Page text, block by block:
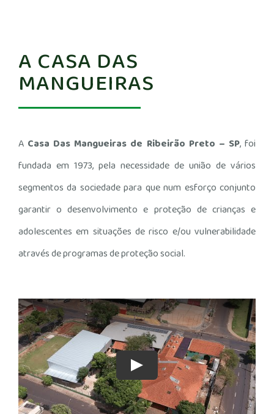
A CASA DAS
MANGUEIRAS
A Casa Das Mangueiras de Ribeirão Preto – SP, foi
fundada em 1973, pela necessidade de união de vários
segmentos da sociedade para que num esforço conjunto
garantir o desenvolvimento e proteção de crianças e
adolescentes em situações de risco e/ou vulnerabilidade
através de programas de proteção social.
Play